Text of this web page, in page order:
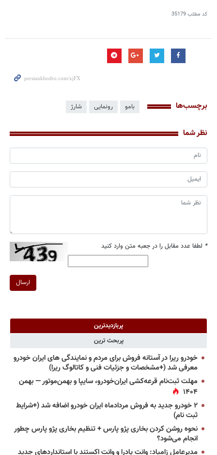
کد مطلب35179
برچسب‌ها بامو رونمایی شارژ
نظر شما
* لطفا عدد مقابل را در جعبه متن وارد کنید
ارسال
پربازدیدترین
پربحث ترین
خودرو ریرا در آستانه فروش برای مردم و نمایندگی های ایران خودرو
معرفی شد (+مشخصات و جزئیات فنی و کاتالوگ ریرا)
مهلت ثبت‌نام قرعه‌کشی ایران‌خودرو، سایپا و بهمن‌موتور — بهمن
۱۴۰۴
۲ خودرو جدید به فروش مردادماه ایران خودرو اضافه شد (+شرایط
ثبت نام)
نحوه روشن کردن بخاری پژو پارس + تنظیم بخاری پژو پارس چطور
انجام می‌شود؟
مدیرعامل زامیاد: وانت پادرا و وانت اکستند با استانداردهای جدید